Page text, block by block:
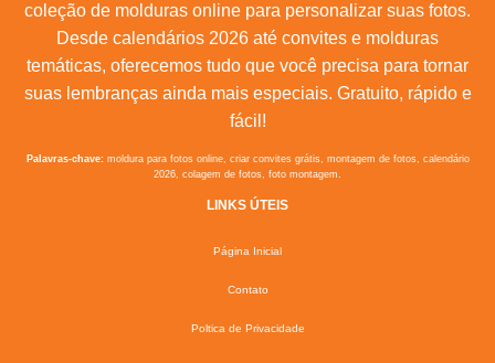
coleção de molduras online para personalizar suas fotos.
Desde calendários 2026 até convites e molduras
temáticas, oferecemos tudo que você precisa para tornar
suas lembranças ainda mais especiais. Gratuito, rápido e
fácil!
Palavras-chave:moldura para fotos online, criar convites grátis, montagem de fotos, calendário
2026, colagem de fotos, foto montagem.
LINKS ÚTEIS
Página Inicial
Contato
Poltica de Privacidade